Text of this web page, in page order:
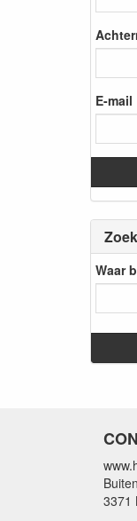
E-mail
Waar
3371